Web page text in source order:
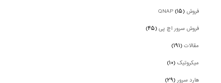
فروش QNAP (۱۵)
فروش سرور اچ پی(۴۵)
مقالات(۱۹۱)
میکروتیک(۱۰)
هارد سرور(۲۹)